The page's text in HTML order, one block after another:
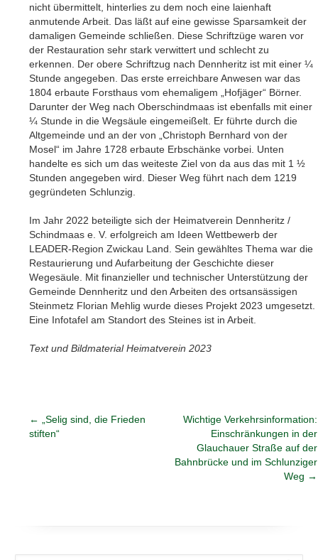
nicht übermittelt, hinterlies zu dem noch eine laienhaft
anmutende Arbeit. Das läßt auf eine gewisse Sparsamkeit der
damaligen Gemeinde schließen. Diese Schriftzüge waren vor
der Restauration sehr stark verwittert und schlecht zu
erkennen. Der obere Schriftzug nach Dennheritz ist mit einer ¼
Stunde angegeben. Das erste erreichbare Anwesen war das
1804 erbaute Forsthaus vom ehemaligem „Hofjäger“ Börner.
Darunter der Weg nach Oberschindmaas ist ebenfalls mit einer
¼ Stunde in die Wegsäule eingemeißelt. Er führte durch die
Altgemeinde und an der von „Christoph Bernhard von der
Mosel“ im Jahre 1728 erbaute Erbschänke vorbei. Unten
handelte es sich um das weiteste Ziel von da aus das mit 1 ½
Stunden angegeben wird. Dieser Weg führt nach dem 1219
gegründeten Schlunzig.
Im Jahr 2022 beteiligte sich der Heimatverein Dennheritz /
Schindmaas e. V. erfolgreich am Ideen Wettbewerb der
LEADER-Region Zwickau Land. Sein gewähltes Thema war die
Restaurierung und Aufarbeitung der Geschichte dieser
Wegesäule. Mit finanzieller und technischer Unterstützung der
Gemeinde Dennheritz und den Arbeiten des ortsansässigen
Steinmetz Florian Mehlig wurde dieses Projekt 2023 umgesetzt.
Eine Infotafel am Standort des Steines ist in Arbeit.
Text und Bildmaterial Heimatverein 2023
←
„Selig sind, die Frieden
stiften“
Wichtige Verkehrsinformation:
Einschränkungen in der
Glauchauer Straße auf der
Bahnbrücke und im Schlunziger
Weg →